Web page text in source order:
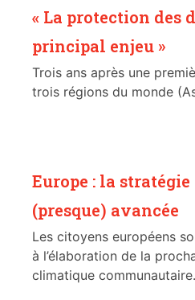
« La protection des
principal enjeu »
Trois ans après une
trois régions du monde
Europe : la
(presque) avancée
Les citoyens européens
à l’élaboration de la
climatique